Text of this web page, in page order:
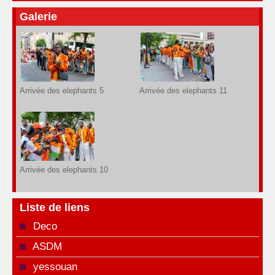
Galerie
Arrivée des elephants 5 Arrivée des elephants 11
Arrivée des elephants 10
Liste de liens
Deco
ASDM
yessouan